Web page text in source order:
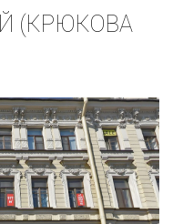
(КРЮКОВА